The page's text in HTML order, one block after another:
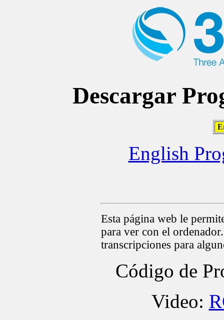
Descargar
English
Esta página web le
para ver con el
transcripciones para
Código de
Video: